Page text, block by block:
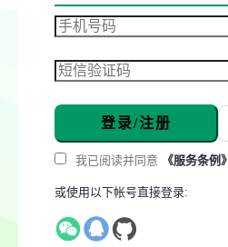
登录/注册
我已阅读并同意 《服务条例》
或使用以下帐号直接登录: